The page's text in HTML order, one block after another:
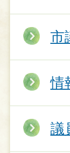
市
情
議